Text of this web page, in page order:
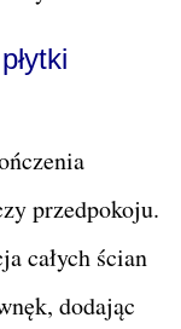
przedpokoju.
całych ścian
dodając